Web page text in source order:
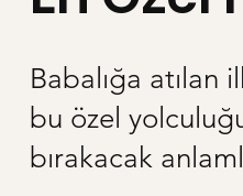
Babalığa atılan
bu özel
bırakacak